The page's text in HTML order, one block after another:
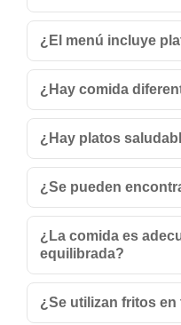
¿El menú incluye
¿Hay comida
¿Hay platos
¿Se pueden
¿La comida es
equilibrada?
¿Se utilizan fritos